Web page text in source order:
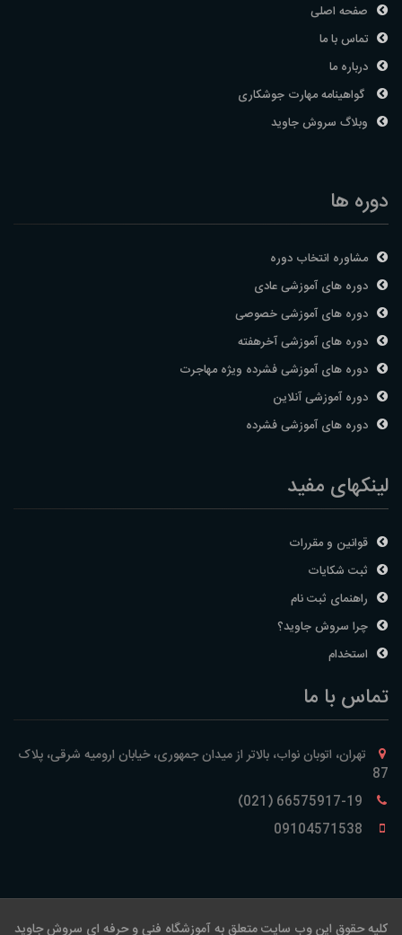
صفحه اصلی
تماس با ما
درباره ما
گواهینامه مهارت جوشکاری
وبلاگ سروش جاوید
دوره ها
مشاوره انتخاب دوره
دوره های آموزشی عادی
دوره های آموزشی خصوصی
دوره های آموزشی آخرهفته
دوره های آموزشی فشرده ویژه مهاجرت
دوره آموزشی آنلاین
دوره های آموزشی فشرده
لینکهای مفید
قوانین و مقررات
ثبت شکایات
راهنمای ثبت نام
چرا سروش جاوید؟
استخدام
تماس با ما
تهران، اتوبان نواب، بالاتر از میدان جمهوری، خیابان ارومیه شرقی، پلاک
87
کلیه حقوق این وب سایت متعلق به آموزشگاه فنی و حرفه ای سروش جاوید